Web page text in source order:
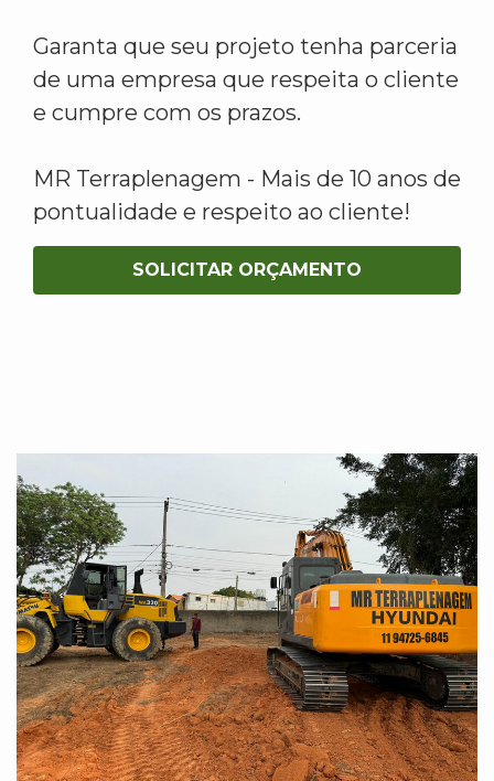
Garanta que seu projeto tenha parceria
de uma empresa que respeita o cliente
e cumpre com os prazos.
MR Terraplenagem - Mais de 10 anos de
pontualidade e respeito ao cliente!
SOLICITAR ORÇAMENTO